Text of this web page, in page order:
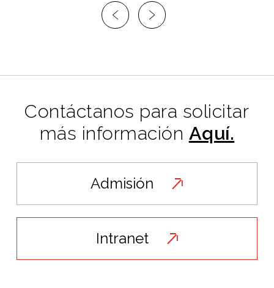
Contáctanos para solicitar
más información Aquí.
Admisión
Intranet